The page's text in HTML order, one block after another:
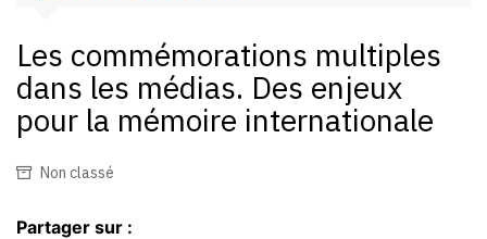
Les commémorations multiples
dans les médias. Des enjeux
pour la mémoire internationale
Non classé
Partager sur :